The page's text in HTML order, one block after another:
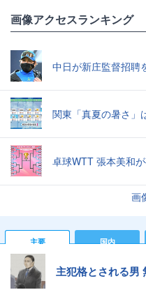
画像アクセスランキング
中日が新庄監督招聘
関東「真夏の暑さ」
卓球WTT 張本美和
画
主要 国内
主犯格とされる男